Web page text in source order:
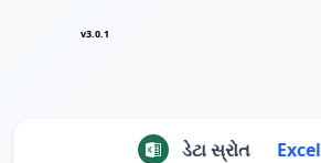
v3.0.1
ડેટા સ્રોત Excel